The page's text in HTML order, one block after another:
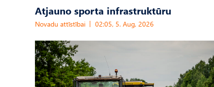
Atjauno sporta infrastruktūru
Novadu attīstībai 02:05, 5. Aug, 2026